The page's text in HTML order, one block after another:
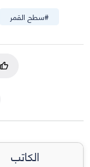
#سطح القمر
الكاتب